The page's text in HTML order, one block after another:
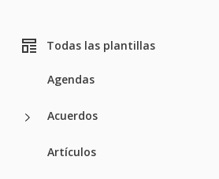
Todas las plantillas
Agendas
Acuerdos
Artículos